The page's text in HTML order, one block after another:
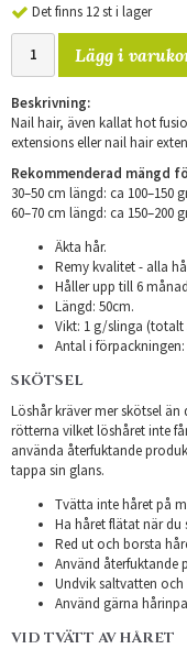
Det finns 12 st i lager
Lägg i
Beskrivning:
Nail hair, även kallat hot
extensions eller nail hair
Rekommenderad mängd
30–50 cm längd: ca 100–150
​60–70 cm längd: ca 150–200
Äkta hår.
Remy kvalitet - alla
Håller upp till 6
Längd: 50cm.
Vikt: 1 g/slinga (totalt
Antal i förpackningen:
SKÖTSEL
Löshår kräver mer skötsel
rötterna vilket löshåret inte
använda återfuktande
tappa sin glans.
Tvätta inte håret på
Ha håret flätat när du
Red ut och borsta
Använd återfuktande
Undvik saltvatten
Använd gärna
VID TVÄTT AV HÅRET